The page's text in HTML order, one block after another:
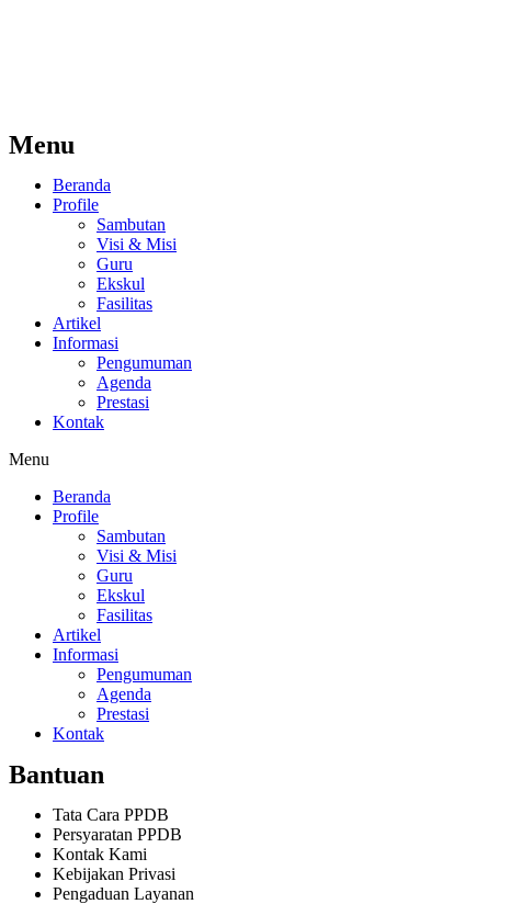
Menu
Beranda
Profile
Sambutan
Visi & Misi
Guru
Ekskul
Fasilitas
Artikel
Informasi
Pengumuman
Agenda
Prestasi
Kontak
Menu
Beranda
Profile
Sambutan
Visi & Misi
Guru
Ekskul
Fasilitas
Artikel
Informasi
Pengumuman
Agenda
Prestasi
Kontak
Bantuan
Tata Cara PPDB
Persyaratan PPDB
Kontak Kami
Kebijakan Privasi
Pengaduan Layanan